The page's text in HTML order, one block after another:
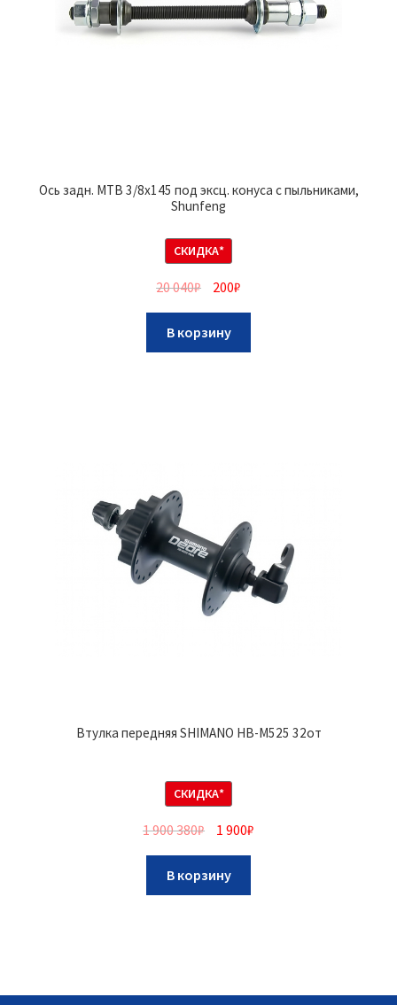
Ось задн. MTB 3/8х145 под эксц. конуса с пыльниками,
Shunfeng
СКИДКА*
20 040₽ 200₽
В корзину
Втулка передняя SHIMANO HB-M525 32от
СКИДКА*
1 900 380₽ 1 900₽
В корзину